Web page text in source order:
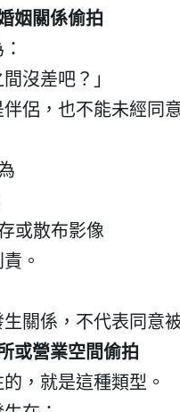
姻關係偷拍
沒差吧？」
侶，也不能未經同
或散布影像
。
生關係，不代表同意
或營業空間偷拍
，就是這種類型。